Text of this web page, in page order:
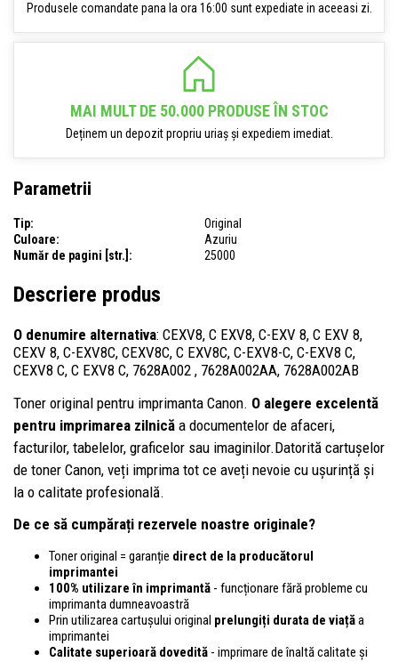
Produsele comandate pana la ora 16:00 sunt expediate in aceeasi zi.
MAI MULT DE 50.000 PRODUSE ÎN STOC
Deținem un depozit propriu uriaș și expediem imediat.
Parametrii
Tip:
Original
Culoare:
Azuriu
Număr de pagini [str.]:
25000
Descriere produs
O denumire alternativa: CEXV8, C EXV8, C-EXV 8, C EXV 8,
CEXV 8, C-EXV8C, CEXV8C, C EXV8C, C-EXV8-C, C-EXV8 C,
CEXV8 C, C EXV8 C, 7628A002 , 7628A002AA, 7628A002AB
Toner original pentru imprimanta Canon. O alegere excelentă
pentru imprimarea zilnică a documentelor de afaceri,
facturilor, tabelelor, graficelor sau imaginilor.Datorită cartușelor
de toner Canon, veți imprima tot ce aveți nevoie cu ușurință și
la o calitate profesională.
De ce să cumpărați rezervele noastre originale?
Toner original = garanție direct de la producătorul
imprimantei
100% utilizare în imprimantă - funcționare fără probleme cu
imprimanta dumneavoastră
Prin utilizarea cartușului original prelungiți durata de viațăa
imprimantei
Calitate superioară dovedită - imprimare de înaltă calitate și